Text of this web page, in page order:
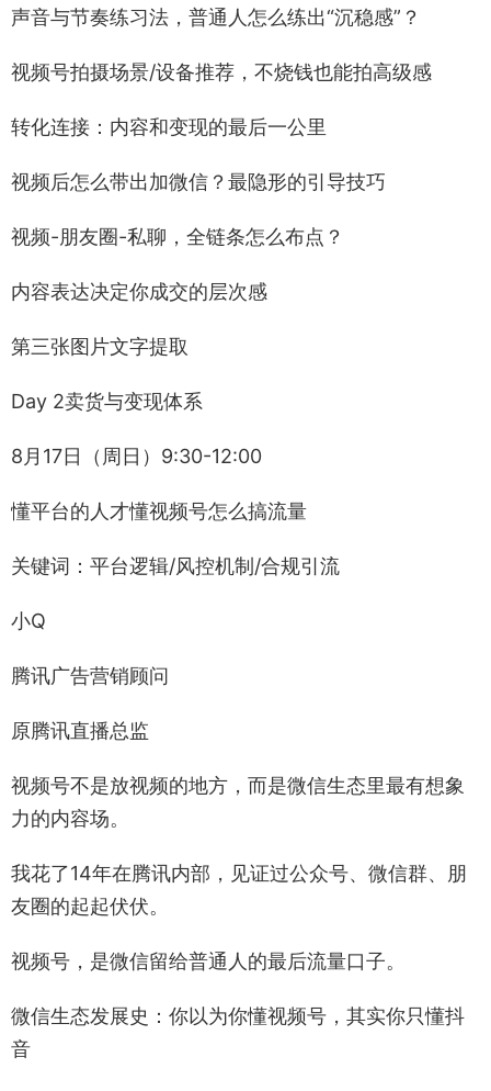
声音与节奏练习法，普通人怎么练出“沉稳感”？
视频号拍摄场景/设备推荐，不烧钱也能拍高级感
转化连接：内容和变现的最后一公里
视频后怎么带出加微信？最隐形的引导技巧
视频-朋友圈-私聊，全链条怎么布点？
内容表达决定你成交的层次感
第三张图片文字提取
Day 2卖货与变现体系
8月17日（周日）9:30-12:00
懂平台的人才懂视频号怎么搞流量
关键词：平台逻辑/风控机制/合规引流
小Q
腾讯广告营销顾问
原腾讯直播总监
视频号不是放视频的地方，而是微信生态里最有想象
力的内容场。
我花了14年在腾讯内部，见证过公众号、微信群、朋
友圈的起起伏伏。
视频号，是微信留给普通人的最后流量口子。
微信生态发展史：你以为你懂视频号，其实你只懂抖
音